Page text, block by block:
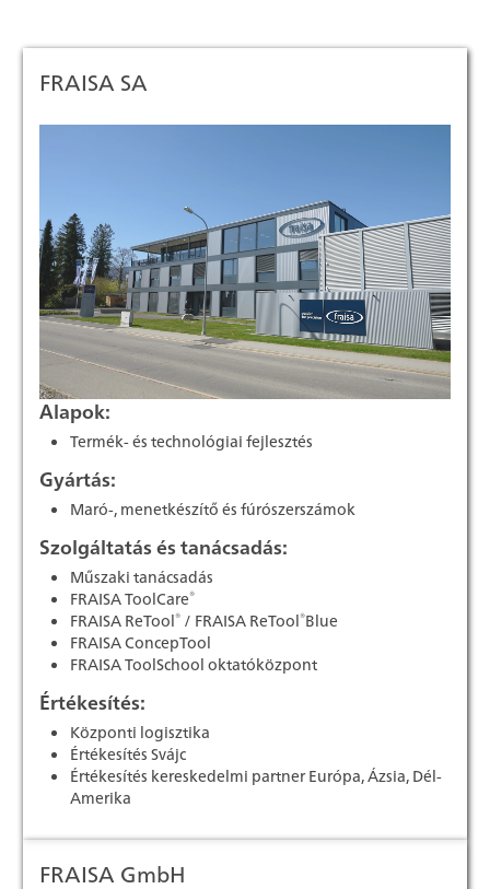
FRAISA SA
Alapok:
Termék- és technológiai fejlesztés
Gyártás:
Maró-, menetkészítő és fúrószerszámok
Szolgáltatás és tanácsadás:
Műszaki tanácsadás
FRAISA ToolCare®
FRAISA ReTool® / FRAISA ReTool®Blue
FRAISA ConcepTool
FRAISA ToolSchool oktatóközpont
Értékesítés:
Központi logisztika
Értékesítés Svájc
Értékesítés kereskedelmi partner Európa, Ázsia, Dél-
Amerika
FRAISA GmbH